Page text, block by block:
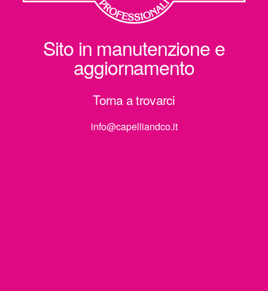
Sito in manutenzione e
aggiornamento
Torna a trovarci
info@capelliandco.it